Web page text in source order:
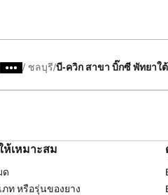
/ ชลบุรี บี-ควิก สาขา บิ๊กซี พัทยาใต้
ห้เหมาะสม
ด
ภท หรือรุ่นของยาง